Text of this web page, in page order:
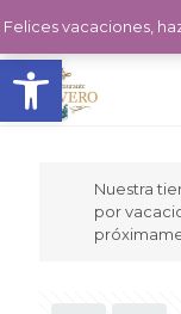
Abrir barra de
Nuestra
por
Felices vacaciones,